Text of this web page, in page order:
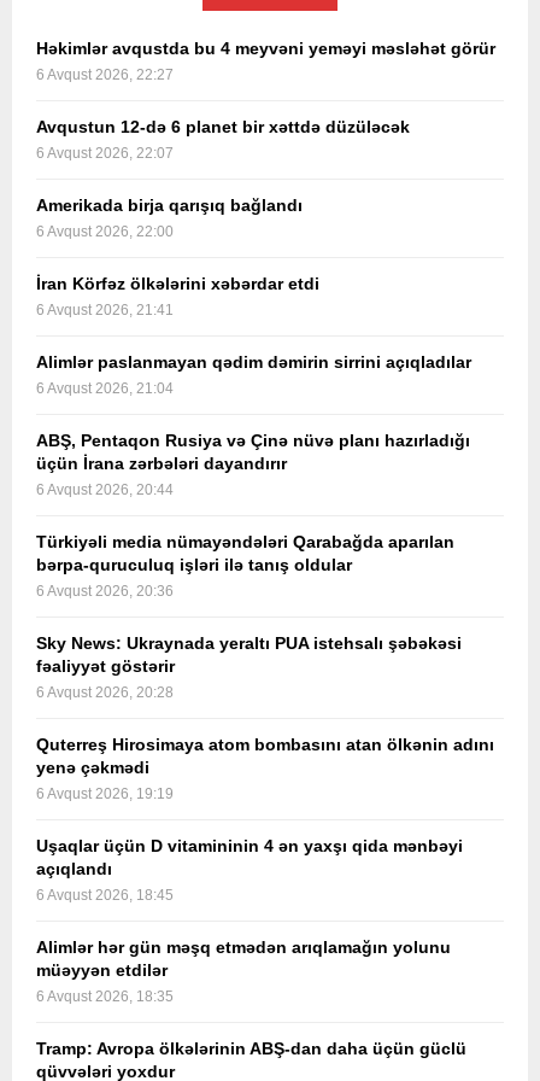
Həkimlər avqustda bu 4 meyvəni yeməyi məsləhət görür
6 Avqust 2026, 22:27
Avqustun 12-də 6 planet bir xəttdə düzüləcək
6 Avqust 2026, 22:07
Amerikada birja qarışıq bağlandı
6 Avqust 2026, 22:00
İran Körfəz ölkələrini xəbərdar etdi
6 Avqust 2026, 21:41
Alimlər paslanmayan qədim dəmirin sirrini açıqladılar
6 Avqust 2026, 21:04
ABŞ, Pentaqon Rusiya və Çinə nüvə planı hazırladığı
üçün İrana zərbələri dayandırır
6 Avqust 2026, 20:44
Türkiyəli media nümayəndələri Qarabağda aparılan
bərpa-quruculuq işləri ilə tanış oldular
6 Avqust 2026, 20:36
Sky News: Ukraynada yeraltı PUA istehsalı şəbəkəsi
fəaliyyət göstərir
6 Avqust 2026, 20:28
Quterreş Hirosimaya atom bombasını atan ölkənin adını
yenə çəkmədi
6 Avqust 2026, 19:19
Uşaqlar üçün D vitamininin 4 ən yaxşı qida mənbəyi
açıqlandı
6 Avqust 2026, 18:45
Alimlər hər gün məşq etmədən arıqlamağın yolunu
müəyyən etdilər
6 Avqust 2026, 18:35
Tramp: Avropa ölkələrinin ABŞ-dan daha üçün güclü
qüvvələri yoxdur